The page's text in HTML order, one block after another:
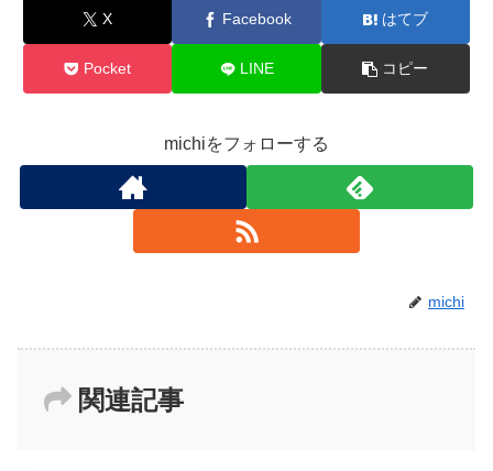
X Facebook はてブ
Pocket LINE コピー
michiをフォローする
michi
関連記事